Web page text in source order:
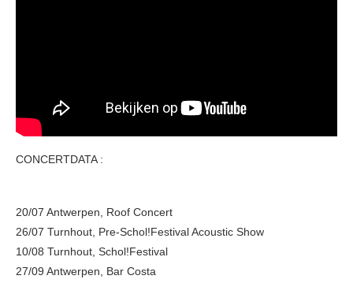
CONCERTDATA :
20/07 Antwerpen, Roof Concert
26/07 Turnhout, Pre-Schol!Festival Acoustic Show
10/08 Turnhout, Schol!Festival
27/09 Antwerpen, Bar Costa